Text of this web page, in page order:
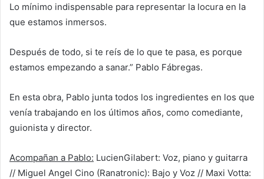
Lo mínimo indispensable para representar la locura en la
que estamos inmersos.
Después de todo, si te reís de lo que te pasa, es porque
estamos empezando a sanar.” Pablo Fábregas.
En esta obra, Pablo junta todos los ingredientes en los que
venía trabajando en los últimos años, como comediante,
guionista y director.
Acompañan a Pablo: LucienGilabert: Voz, piano y guitarra
// Miguel Angel Cino (Ranatronic): Bajo y Voz // Maxi Votta: